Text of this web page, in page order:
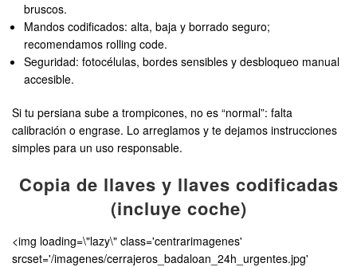
bruscos.
Mandos codificados: alta, baja y borrado seguro;
recomendamos rolling code.
Seguridad: fotocélulas, bordes sensibles y desbloqueo manual
accesible.
Si tu persiana sube a trompicones, no es “normal”: falta
calibración o engrase. Lo arreglamos y te dejamos instrucciones
simples para un uso responsable.
Copia de llaves y llaves codificadas
(incluye coche)
<img loading=\"lazy\" class='centrarimagenes'
srcset='/imagenes/cerrajeros_badaloan_24h_urgentes.jpg'